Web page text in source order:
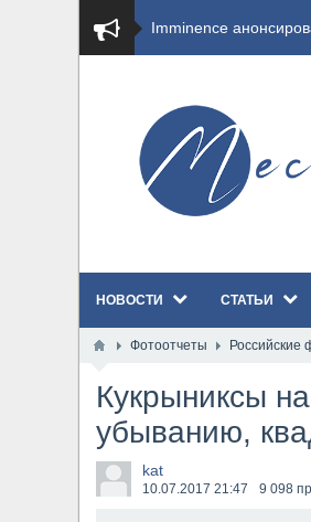
​Imminence
GHOST
​Summer Breeze Open
ANTHRAX
XANDRIA
Wacken Open Air
НОВОСТИ СТАТЬИ
Фотоотчеты Российские
Кукрыниксы
убыванию,
kat
10.07.2017 21:47 9 098